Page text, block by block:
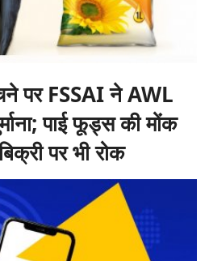
पर FSSAI ने AWL
पाई फूड्स की मोंक
पर भी रोक